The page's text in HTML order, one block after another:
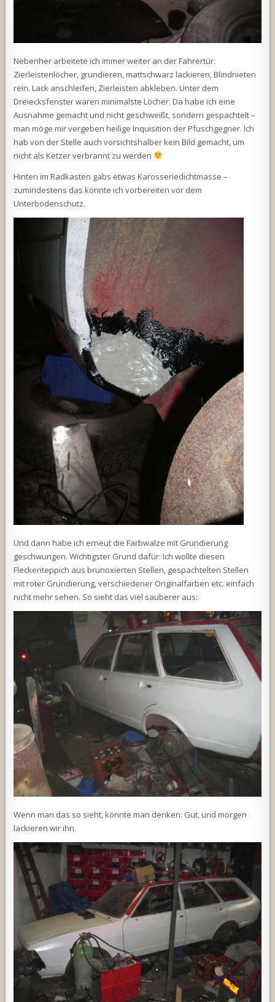
Nebenher arbeitete ich immer weiter an der Fahrertür.
Zierleistenlöcher, grundieren, mattschwarz lackieren, Blindnieten
rein. Lack anschleifen, Zierleisten abkleben. Unter dem
Dreiecksfenster waren minimalste Löcher. Da habe ich eine
Ausnahme gemacht und nicht geschweißt, sondern gespachtelt –
man möge mir vergeben heilige Inquisition der Pfuschgegner. Ich
hab von der Stelle auch vorsichtshalber kein Bild gemacht, um
nicht als Ketzer verbrannt zu werden
Hinten im Radkasten gabs etwas Karosseriedichtmasse –
zumindestens das konnte ich vorbereiten vor dem
Unterbodenschutz.
Und dann habe ich erneut die Farbwalze mit Grundierung
geschwungen. Wichtigster Grund dafür: Ich wollte diesen
Fleckenteppich aus brunoxierten Stellen, gespachtelten Stellen
mit roter Grundierung, verschiedener Originalfarben etc. einfach
nicht mehr sehen. So sieht das viel sauberer aus:
Wenn man das so sieht, könnte man denken: Gut, und morgen
lackieren wir ihn.